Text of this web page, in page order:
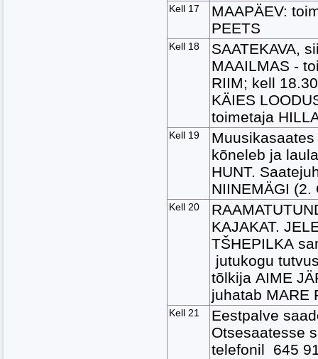
Kell 17
MAAPÄEV:
PEETS
Kell 18
SAATEKAVA,
MAAILMAS -
RIIM; kell
KÄIES
toimetaja
Kell 19
Muusikasaates
kõneleb ja
HUNT.
NIINEMÄGI (2.
Kell 20
KAJAKAT.
TŠHEPILKA
jutukogu
tõlkija AIME
juhatab MARE
Kell 21
Eestpalve
Otsesaatesse
telefonil 645